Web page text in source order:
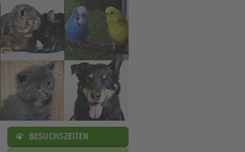
BESUCHSZEITEN